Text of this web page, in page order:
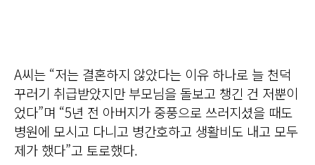
A씨는 “저는 결혼하지 않았다는 이유 하나로 늘 천덕
꾸러기 취급받았지만 부모님을 돌보고 챙긴 건 저뿐이
었다”며 “5년 전 아버지가 중풍으로 쓰러지셨을 때도
병원에 모시고 다니고 병간호하고 생활비도 내고 모두
제가 했다”고 토로했다.